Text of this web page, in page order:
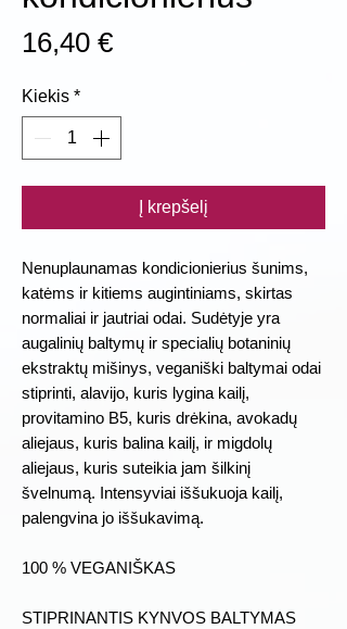
16,40 €Price
Kiekis *
Į krepšelį
Nenuplaunamas kondicionierius šunims,
katėms ir kitiems augintiniams, skirtas
normaliai ir jautriai odai. Sudėtyje yra
augalinių baltymų ir specialių botaninių
ekstraktų mišinys, veganiški baltymai odai
stiprinti, alavijo, kuris lygina kailį,
provitamino B5, kuris drėkina, avokadų
aliejaus, kuris balina kailį, ir migdolų
aliejaus, kuris suteikia jam šilkinį
švelnumą. Intensyviai iššukuoja kailį,
palengvina jo iššukavimą.
100 % VEGANIŠKAS
STIPRINANTIS KYNVOS BALTYMAS